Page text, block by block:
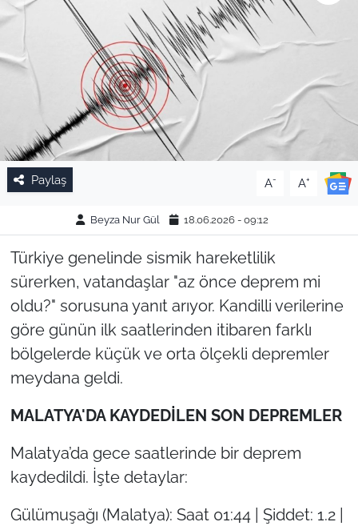
Paylaş A- A+
Beyza Nur Gül 18.06.2026 - 09:12
Türkiye genelinde sismik hareketlilik
sürerken, vatandaşlar "az önce deprem mi
oldu?" sorusuna yanıt arıyor. Kandilli verilerine
göre günün ilk saatlerinden itibaren farklı
bölgelerde küçük ve orta ölçekli depremler
meydana geldi.
MALATYA'DA KAYDEDİLEN SON DEPREMLER
Malatya’da gece saatlerinde bir deprem
kaydedildi. İşte detaylar:
Gülümuşağı (Malatya): Saat 01:44 | Şiddet: 1.2 |